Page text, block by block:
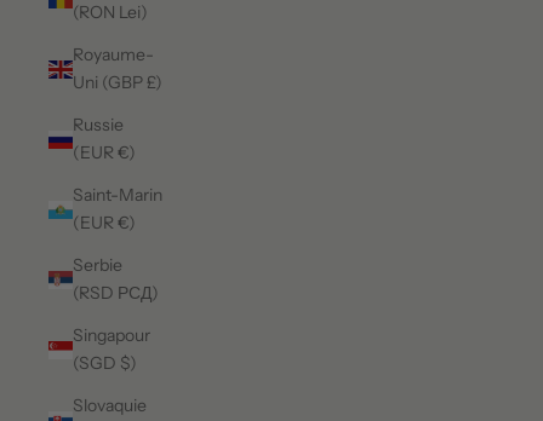
(RON Lei)
Royaume-
Uni (GBP £)
Russie
(EUR €)
Saint-Marin
(EUR €)
Serbie
(RSD РСД)
Singapour
(SGD $)
Slovaquie